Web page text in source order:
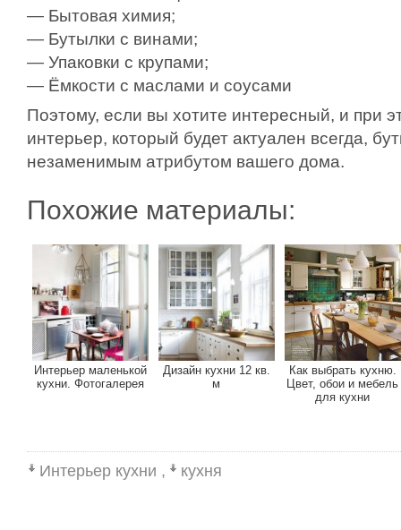
— Бытовая химия;
— Бутылки с винами;
— Упаковки с крупами;
— Ёмкости с маслами и соусами
Поэтому, если вы хотите интересный, и при
интерьер, который будет актуален всегда,
незаменимым атрибутом вашего дома.
Похожие материалы:
Интерьер маленькой
кухни. Фотогалерея
Дизайн кухни 12 кв.
м
Как выбрать кухню.
Цвет, обои и мебель
для кухни
Интерьер кухни , кухня